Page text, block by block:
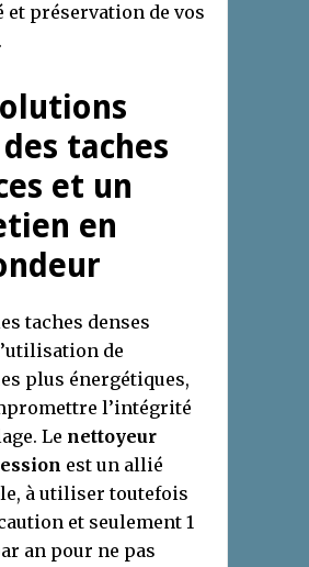
et préservation de vos
taches
et un
en
taches denses
de
plus énergétiques,
l’intégrité
Le nettoyeur
est un allié
à utiliser toutefois
et seulement 1
an pour ne pas